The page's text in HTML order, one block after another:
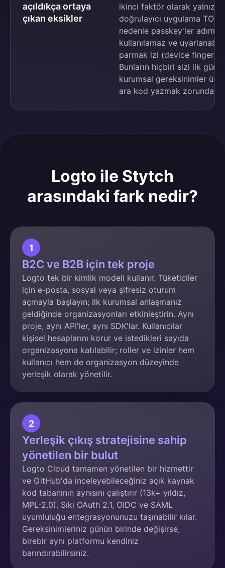
açıldıkça ortaya
çıkan eksikler
ikinci faktör olarak
doğrulayıcı uygulama
nedenle passkey'ler adım
kullanılamaz ve
parmak izi (device
Bunların hiçbiri sizi ilk gün
kurumsal gereksinimler
ara kod yazmak zorunda
Logto ile Stytch
arasındaki fark nedir?
1
B2C ve B2B için tek proje
Logto tek bir kimlik modeli kullanır. Tüketiciler
için e-posta, sosyal veya şifresiz oturum
açmayla başlayın; ilk kurumsal anlaşmanız
geldiğinde organizasyonları etkinleştirin. Aynı
proje, aynı API'ler, aynı SDK'lar. Kullanıcılar
kişisel hesaplarını korur ve istedikleri sayıda
organizasyona katılabilir; roller ve izinler hem
kullanıcı hem de organizasyon düzeyinde
yerleşik olarak yönetilir.
2
Yerleşik çıkış stratejisine sahip
yönetilen bir bulut
Logto Cloud tamamen yönetilen bir hizmettir
ve GitHub'da inceleyebileceğiniz açık kaynak
kod tabanının aynısını çalıştırır (13k+ yıldız,
MPL-2.0). Sıkı OAuth 2.1, OIDC ve SAML
uyumluluğu entegrasyonunuzu taşınabilir kılar.
Gereksinimleriniz günün birinde değişirse,
birebir aynı platformu kendiniz
barındırabilirsiniz.